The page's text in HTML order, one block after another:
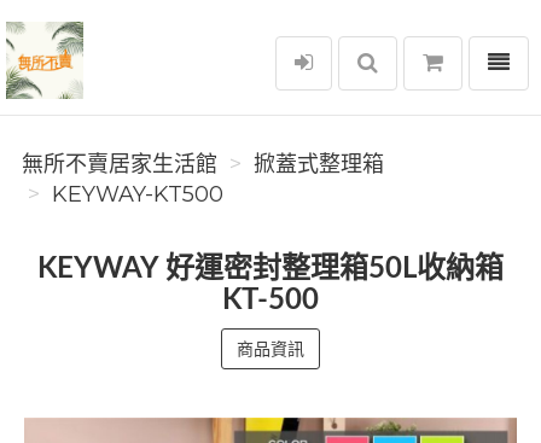
無所不賣居家生活館
選單
無所不賣居家生活館
掀蓋式整理箱
KEYWAY-KT500
KEYWAY 好運密封整理箱50L收納箱
KT-500
商品資訊